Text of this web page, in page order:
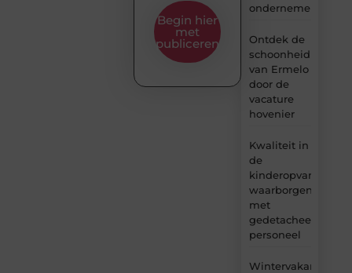
ondernemers
Ontdek de
schoonheid
van Ermelo
door de
vacature
hovenier
Kwaliteit in
de
kinderopvang
waarborgen
met
gedetacheerd
personeel
Wintervakantie
Begin hier
met
publiceren